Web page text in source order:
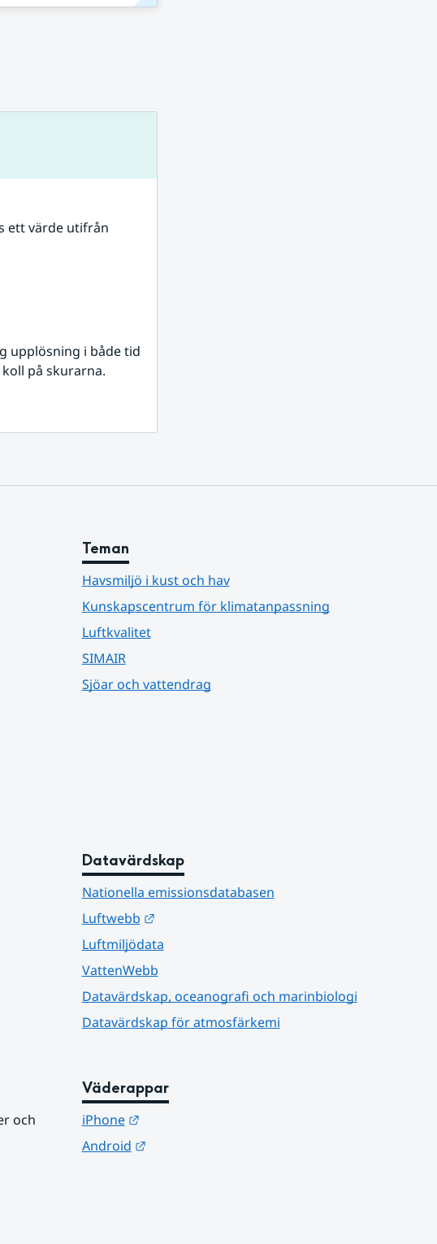
ett värde utifrån
upplösning i både tid
på skurarna.
Teman
Havsmiljö i kust och hav
Kunskapscentrum för klimatanpassning
Luftkvalitet
SIMAIR
Sjöar och vattendrag
Datavärdskap
Nationella emissionsdatabasen
Luftwebb
Länk till annan webbplats.
Luftmiljödata
VattenWebb
Datavärdskap, oceanografi och marinbiologi
Datavärdskap för atmosfärkemi
och
Väderappar
iPhone
Länk till annan webbplats.
Android
Länk till annan webbplats.